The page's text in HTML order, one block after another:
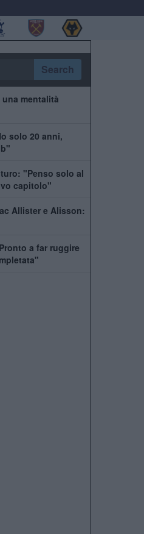
Search
mentalità
solo 20 anni,
"Penso solo al
capitolo"
Allister e Alisson:
a far ruggire